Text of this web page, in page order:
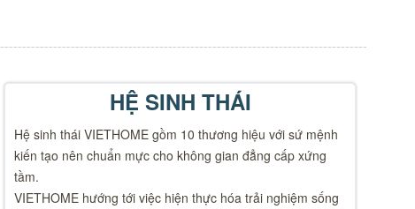
HỆ SINH THÁI
Hệ sinh thái VIETHOME gồm 10 thương hiệu với sứ mệnh
kiến tạo nên chuẩn mực cho không gian đẳng cấp xứng
tầm.
VIETHOME hướng tới việc hiện thực hóa trải nghiệm sống